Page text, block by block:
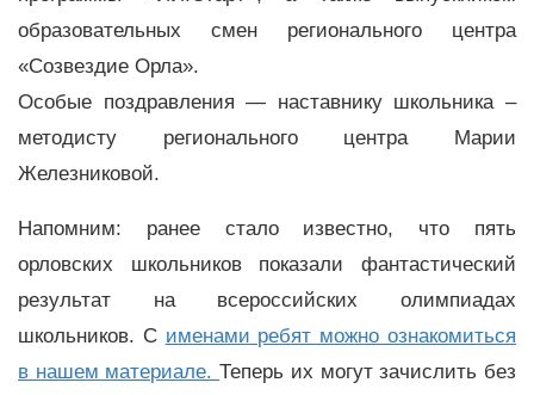
образовательных смен регионального центра
«Созвездие Орла».
Особые поздравления — наставнику школьника –
методисту регионального центра Марии
Железниковой.
Напомним: ранее стало известно, что пять
орловских школьников показали фантастический
результат на всероссийских олимпиадах
школьников. С именами ребят можно ознакомиться
в нашем материале.Теперь их могут зачислить без